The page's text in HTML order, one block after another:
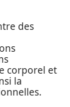
des
corporel et
la